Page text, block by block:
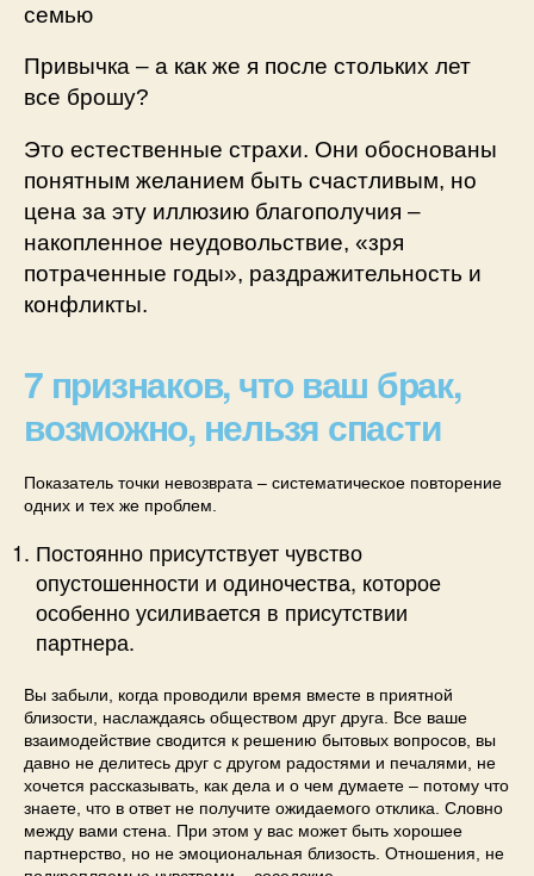
семью
Привычка – а как же я после стольких лет
все брошу?
Это естественные страхи. Они обоснованы
понятным желанием быть счастливым, но
цена за эту иллюзию благополучия –
накопленное неудовольствие, «зря
потраченные годы», раздражительность и
конфликты.
7 признаков, что ваш брак,
возможно, нельзя спасти
Показатель точки невозврата – систематическое повторение
одних и тех же проблем.
Постоянно присутствует чувство
опустошенности и одиночества, которое
особенно усиливается в присутствии
партнера.
Вы забыли, когда проводили время вместе в приятной
близости, наслаждаясь обществом друг друга. Все ваше
взаимодействие сводится к решению бытовых вопросов, вы
давно не делитесь друг с другом радостями и печалями, не
хочется рассказывать, как дела и о чем думаете – потому что
знаете, что в ответ не получите ожидаемого отклика. Словно
между вами стена. При этом у вас может быть хорошее
партнерство, но не эмоциональная близость. Отношения, не